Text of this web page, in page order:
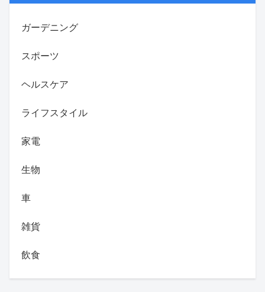
ガーデニング
スポーツ
ヘルスケア
ライフスタイル
家電
生物
車
雑貨
飲食